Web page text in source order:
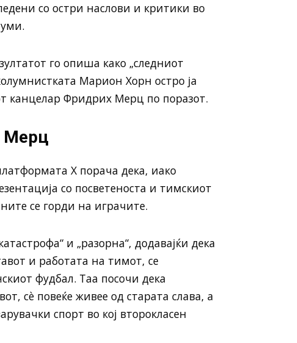
со остри наслови и критики во
го опиша како „следниот
Марион Хорн остро ја
канцелар Фридрих Мерц по поразот.
Мерц
X порача дека, иако
со посветеноста и тимскиот
се горди на играчите.
и „разорна“, додавајќи дека
и работата на тимот, се
фудбал. Таа посочи дека
сè повеќе живее од старата слава, а
спорт во кој второкласен